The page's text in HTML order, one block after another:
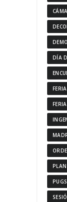
DÍA
FERIA
PUGS